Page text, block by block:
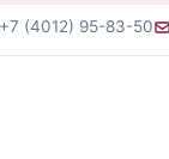
(4012) 95-83-50